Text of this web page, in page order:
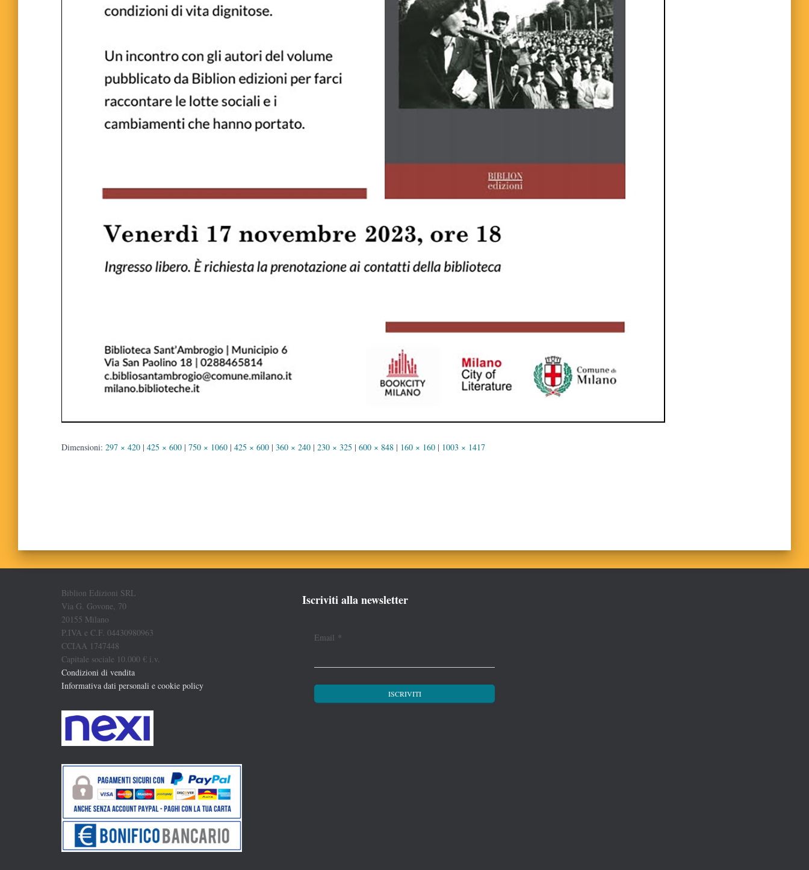
Dimensioni: 297 × 420 | 425 × 600 | 750 × 1060 | 425 × 600 | 360 × 240 | 230 × 325 | 600 × 848 | 160 × 160 | 1003 × 1417
Biblion Edizioni SRL
Via G. Govone, 70
20155 Milano
P.IVA e C.F. 04430980963
CCIAA 1747448
Capitale sociale 10.000 € i.v.
Condizioni di vendita
Informativa dati personali e cookie policy
Iscriviti alla newsletter
Email *